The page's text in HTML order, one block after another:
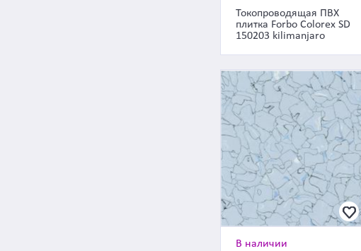
Токопроводящая ПВХ
плитка Forbo Colorex SD
150203 kilimanjaro
В наличии